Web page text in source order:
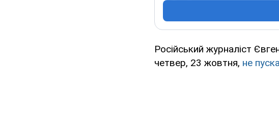
Російський журналіст
четвер, 23 жовтня, не